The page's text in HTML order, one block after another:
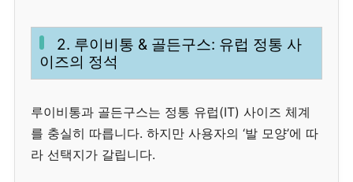
2. 루이비통 & 골든구스: 유럽 정통 사
이즈의 정석
루이비통과 골든구스는 정통 유럽(IT) 사이즈 체계
를 충실히 따릅니다. 하지만 사용자의 ‘발 모양’에 따
라 선택지가 갈립니다.